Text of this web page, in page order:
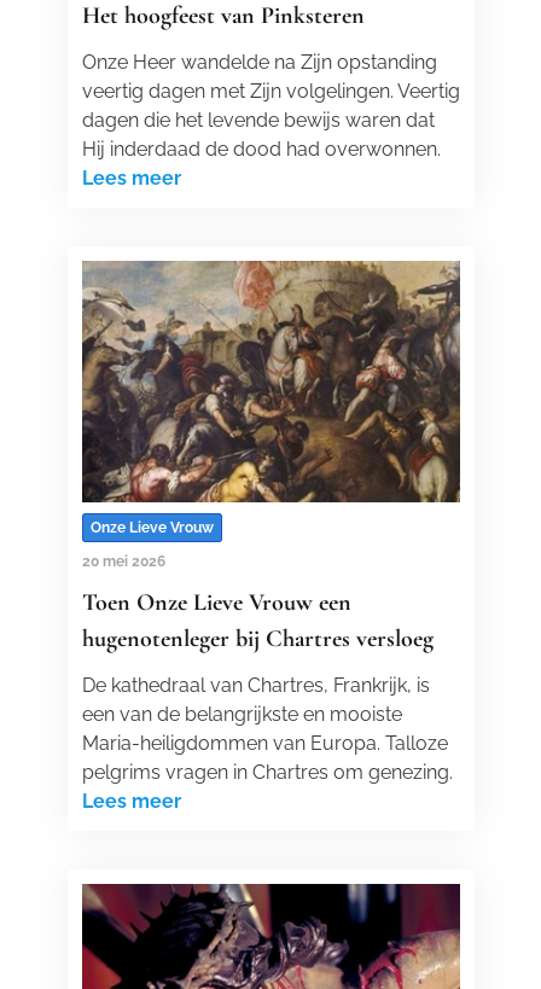
Het hoogfeest van Pinksteren
Onze Heer wandelde na Zijn opstanding
veertig dagen met Zijn volgelingen. Veertig
dagen die het levende bewijs waren dat
Hij inderdaad de dood had overwonnen.
Lees meer
Onze Lieve Vrouw
20 mei 2026
Toen Onze Lieve Vrouw een
hugenotenleger bij Chartres versloeg
De kathedraal van Chartres, Frankrijk, is
een van de belangrijkste en mooiste
Maria-heiligdommen van Europa. Talloze
pelgrims vragen in Chartres om genezing.
Lees meer